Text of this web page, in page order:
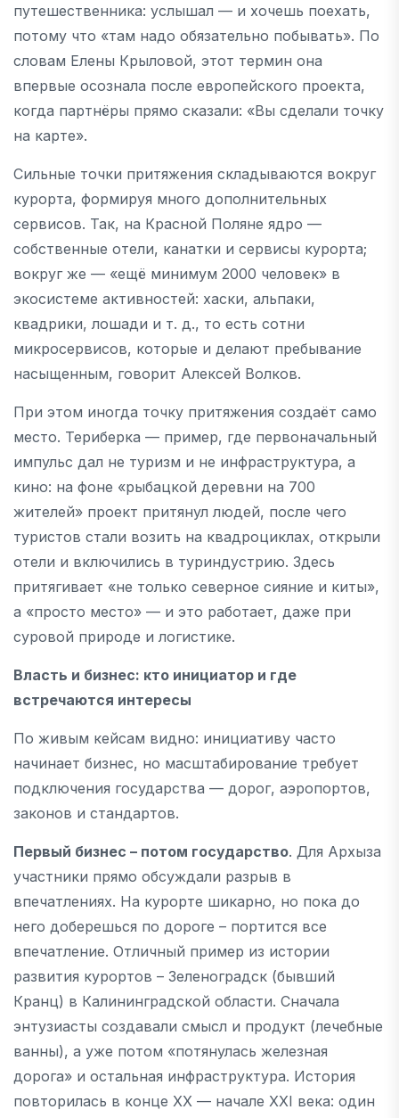
путешественника: услышал — и хочешь поехать,
потому что «там надо обязательно побывать». По
словам Елены Крыловой, этот термин она
впервые осознала после европейского проекта,
когда партнёры прямо сказали: «Вы сделали точку
на карте».
Сильные точки притяжения складываются вокруг
курорта, формируя много дополнительных
сервисов. Так, на Красной Поляне ядро —
собственные отели, канатки и сервисы курорта;
вокруг же — «ещё минимум 2000 человек» в
экосистеме активностей: хаски, альпаки,
квадрики, лошади и т. д., то есть сотни
микросервисов, которые и делают пребывание
насыщенным, говорит Алексей Волков.
При этом иногда точку притяжения создаёт само
место. Териберка — пример, где первоначальный
импульс дал не туризм и не инфраструктура, а
кино: на фоне «рыбацкой деревни на 700
жителей» проект притянул людей, после чего
туристов стали возить на квадроциклах, открыли
отели и включились в туриндустрию. Здесь
притягивает «не только северное сияние и киты»,
а «просто место» — и это работает, даже при
суровой природе и логистике.
Власть и бизнес: кто инициатор и где
встречаются интересы
По живым кейсам видно: инициативу часто
начинает бизнес, но масштабирование требует
подключения государства — дорог, аэропортов,
законов и стандартов.
Первый бизнес – потом государство. Для Архыза
участники прямо обсуждали разрыв в
впечатлениях. На курорте шикарно, но пока до
него доберешься по дороге – портится все
впечатление. Отличный пример из истории
развития курортов – Зеленоградск (бывший
Кранц) в Калининградской области. Сначала
энтузиасты создавали смысл и продукт (лечебные
ванны), а уже потом «потянулась железная
дорога» и остальная инфраструктура. История
повторилась в конце XX — начале XXI века: один